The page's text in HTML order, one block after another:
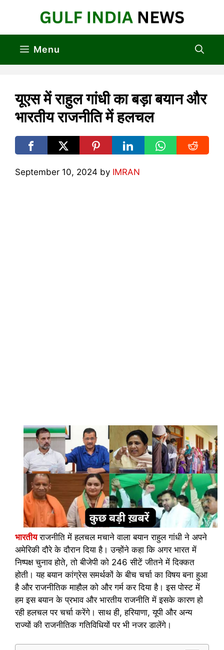
Menu
यूएस में राहुल गांधी का बड़ा बयान और
भारतीय राजनीति में हलचल
September 10, 2024 by IMRAN
भारतीयराजनीति में हलचल मचाने वाला बयान राहुल गांधी ने अपने
अमेरिकी दौरे के दौरान दिया है। उन्होंने कहा कि अगर भारत में
निष्पक्ष चुनाव होते, तो बीजेपी को 246 सीटें जीतने में दिक्कत
होती। यह बयान कांग्रेस समर्थकों के बीच चर्चा का विषय बना हुआ
है और राजनीतिक माहौल को और गर्म कर दिया है। इस पोस्ट में
हम इस बयान के प्रभाव और भारतीय राजनीति में इसके कारण हो
रही हलचल पर चर्चा करेंगे। साथ ही, हरियाणा, यूपी और अन्य
राज्यों की राजनीतिक गतिविधियों पर भी नजर डालेंगे।